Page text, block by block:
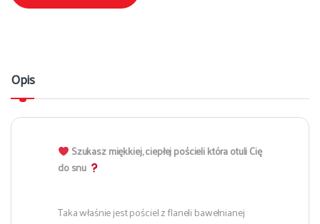
Opis
Szukasz miękkiej, ciepłej pościeli która otuli Cię
do snu
Taka właśnie jest pościel z flaneli bawełnianej